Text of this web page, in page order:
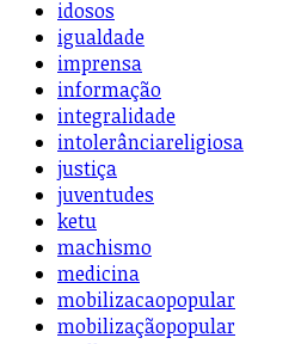
idosos
igualdade
imprensa
informação
integralidade
intolerânciareligiosa
justiça
juventudes
ketu
machismo
medicina
mobilizacaopopular
mobilizaçãopopular